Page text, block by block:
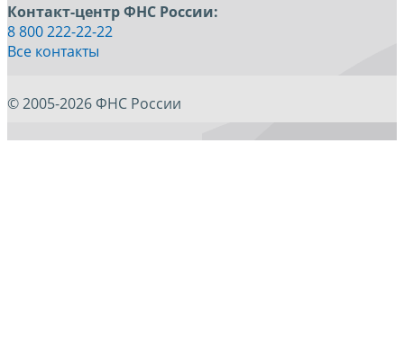
Контакт-центр ФНС России:
8 800 222-22-22
Все контакты
© 2005-2026 ФНС России